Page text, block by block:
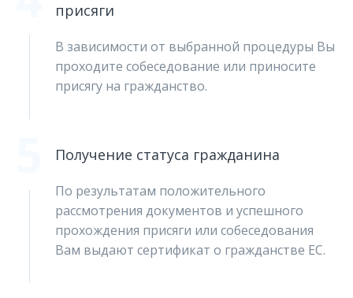
присяги
В зависимости от выбранной процедуры Вы
проходите собеседование или приносите
присягу на гражданство.
Получение статуса гражданина
По результатам положительного
рассмотрения документов и успешного
прохождения присяги или собеседования
Вам выдают сертификат о гражданстве ЕС.